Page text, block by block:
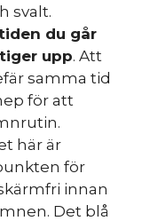
svalt.
du går
upp. Att
samma tid
för att
här är
för
innan
Det blå